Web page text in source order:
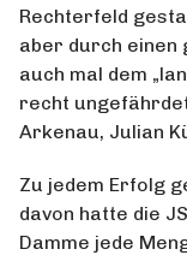
Rechterfeld
aber durch einen
auch mal dem
recht
Arkenau, Julian
Zu jedem Erfolg
davon hatte die
Damme jede